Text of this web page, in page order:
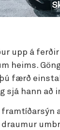
upp á
heims.
þú færð
sjá hann að
framtíðarsýn
draumur